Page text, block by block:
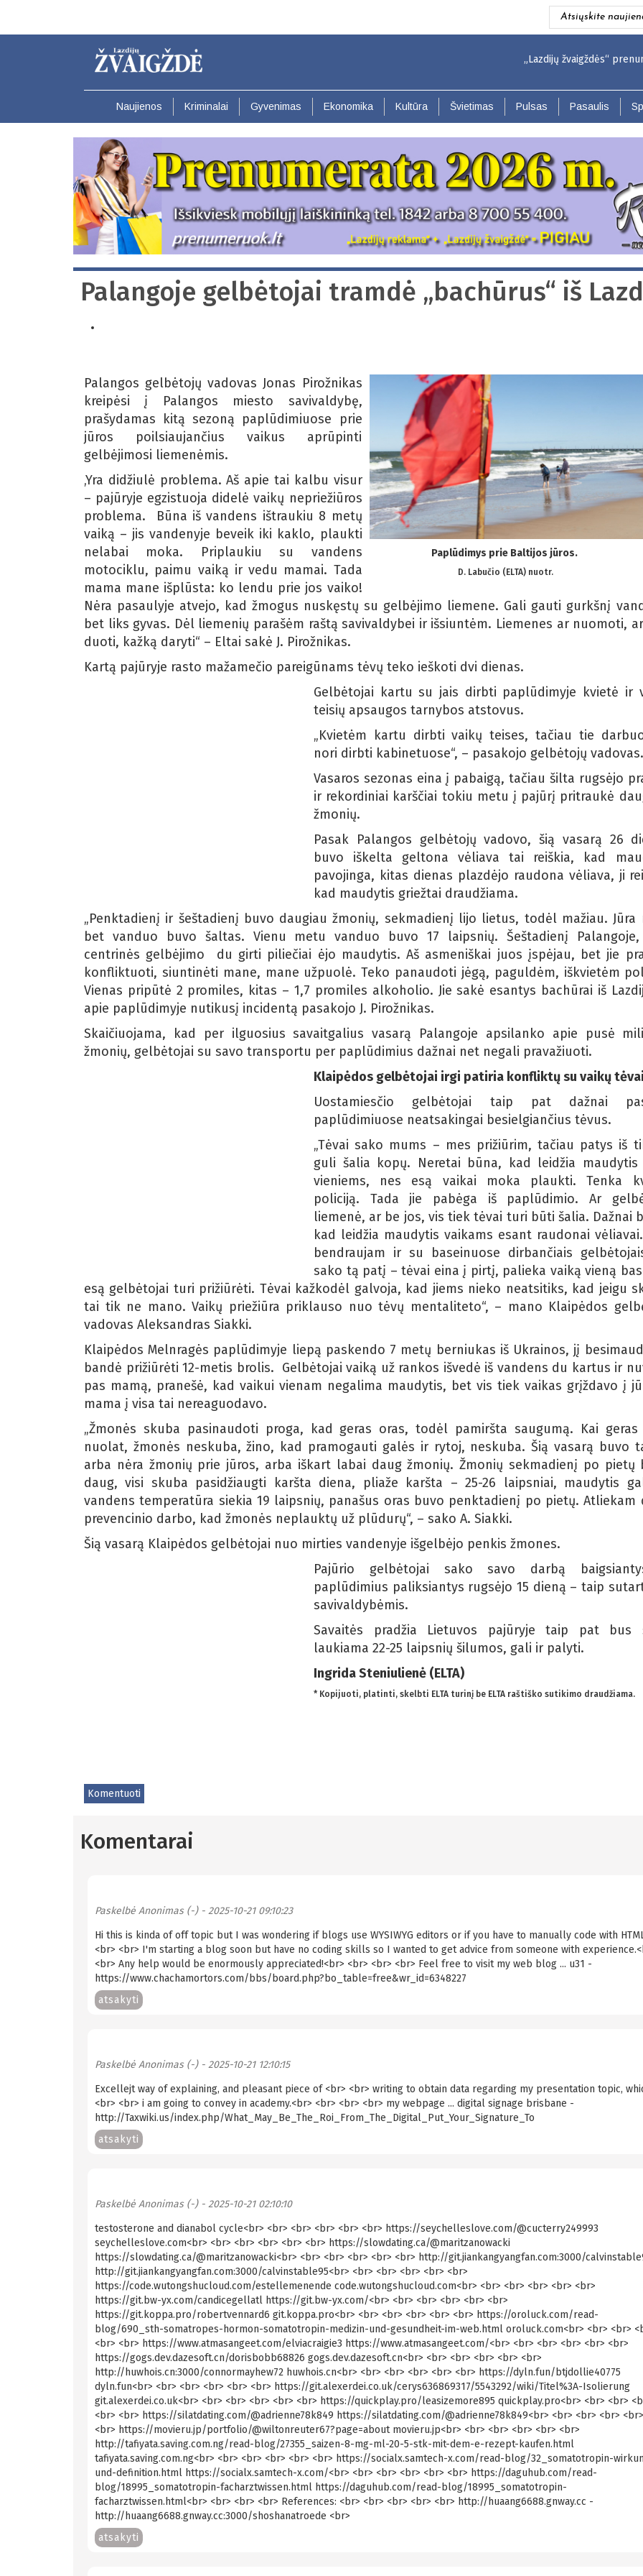
pagrindinį
Atsiųskite
„Lazdijų žvaigždės“
Naujienos Kriminalai Gyvenimas Ekonomika Kultūra Švietimas Pulsas Pasaulis
Palangoje gelbėtojai tramdė „bachūrus“ iš
Paplūdimys prie Baltijos jūros.
D. Labučio (ELTA) nuotr.
Palangos gelbėtojų vadovas Jonas Pirožnikas
kreipėsi į Palangos miesto savivaldybę,
prašydamas kitą sezoną paplūdimiuose prie
jūros poilsiaujančius vaikus aprūpinti
gelbėjimosi liemenėmis.
‚Yra didžiulė problema. Aš apie tai kalbu visur
– pajūryje egzistuoja didelė vaikų nepriežiūros
problema. Būna iš vandens ištraukiu 8 metų
vaiką – jis vandenyje beveik iki kaklo, plaukti
nelabai moka. Priplaukiu su vandens
motociklu, paimu vaiką ir vedu mamai. Tada
mama mane išplūsta: ko lendu prie jos vaiko!
Nėra pasaulyje atvejo, kad žmogus nuskęstų su gelbėjimo liemene. Gali gauti gurkšnį
bet liks gyvas. Dėl liemenių parašėm raštą savivaldybei ir išsiuntėm. Liemenes ar nuomoti,
duoti, kažką daryti“ – Eltai sakė J. Pirožnikas.
Kartą pajūryje rasto mažamečio pareigūnams tėvų teko ieškoti dvi dienas.
Gelbėtojai kartu su jais dirbti paplūdimyje kvietė ir
teisių apsaugos tarnybos atstovus.
„Kvietėm kartu dirbti vaikų teises, tačiau tie
nori dirbti kabinetuose“, – pasakojo gelbėtojų vadovas.
Vasaros sezonas eina į pabaigą, tačiau šilta rugsėjo
ir rekordiniai karščiai tokiu metu į pajūrį pritraukė
žmonių.
Pasak Palangos gelbėtojų vadovo, šią vasarą 26
buvo iškelta geltona vėliava tai reiškia, kad
pavojinga, kitas dienas plazdėjo raudona vėliava, ji
kad maudytis griežtai draudžiama.
„Penktadienį ir šeštadienį buvo daugiau žmonių, sekmadienį lijo lietus, todėl mažiau. Jūra
bet vanduo buvo šaltas. Vienu metu vanduo buvo 17 laipsnių. Šeštadienį
centrinės gelbėjimo du girti piliečiai ėjo maudytis. Aš asmeniškai juos įspėjau, bet jie
konfliktuoti, siuntinėti mane, mane užpuolė. Teko panaudoti jėgą, paguldėm, iškvietėm
Vienas pripūtė 2 promiles, kitas – 1,7 promiles alkoholio. Jie sakė esantys bachūrai iš
apie paplūdimyje nutikusį incidentą pasakojo J. Pirožnikas.
Skaičiuojama, kad per ilguosius savaitgalius vasarą Palangoje apsilanko apie pusė
žmonių, gelbėtojai su savo transportu per paplūdimius dažnai net negali pravažiuoti.
Klaipėdos gelbėtojai irgi patiria konfliktų su vaikų
Uostamiesčio gelbėtojai taip pat dažnai
paplūdimiuose neatsakingai besielgiančius tėvus.
„Tėvai sako mums – mes prižiūrim, tačiau patys iš
guli šalia kopų. Neretai būna, kad leidžia maudytis
vieniems, nes esą vaikai moka plaukti. Tenka
policiją. Tada jie pabėga iš paplūdimio. Ar
liemenė, ar be jos, vis tiek tėvai turi būti šalia. Dažnai
kad leidžia maudytis vaikams esant raudonai
bendraujam ir su baseinuose dirbančiais
sako tą patį – tėvai eina į pirtį, palieka vaiką vieną
esą gelbėtojai turi prižiūrėti. Tėvai kažkodėl galvoja, kad jiems nieko neatsitiks, kad jeigu
tai tik ne mano. Vaikų priežiūra priklauso nuo tėvų mentaliteto“, – mano Klaipėdos
vadovas Aleksandras Siakki.
Klaipėdos Melnragės paplūdimyje liepą paskendo 7 metų berniukas iš Ukrainos, jį
bandė prižiūrėti 12-metis brolis. Gelbėtojai vaiką už rankos išvedė iš vandens du kartus ir
pas mamą, pranešė, kad vaikui vienam negalima maudytis, bet vis tiek vaikas grįždavo į
mama į visa tai nereaguodavo.
„Žmonės skuba pasinaudoti proga, kad geras oras, todėl pamiršta saugumą. Kai geras
nuolat, žmonės neskuba, žino, kad pramogauti galės ir rytoj, neskuba. Šią vasarą buvo
arba nėra žmonių prie jūros, arba iškart labai daug žmonių. Žmonių sekmadienį po pietų
daug, visi skuba pasidžiaugti karšta diena, pliaže karšta – 25-26 laipsniai, maudytis
vandens temperatūra siekia 19 laipsnių, panašus oras buvo penktadienį po pietų. Atliekam
prevencinio darbo, kad žmonės neplauktų už plūdurų“, – sako A. Siakki.
Šią vasarą Klaipėdos gelbėtojai nuo mirties vandenyje išgelbėjo penkis žmones.
Pajūrio gelbėtojai sako savo darbą
paplūdimius paliksiantys rugsėjo 15 dieną – taip
savivaldybėmis.
Savaitės pradžia Lietuvos pajūryje taip pat bus
laukiama 22-25 laipsnių šilumos, gali ir palyti.
Ingrida Steniulienė (ELTA)
* Kopijuoti, platinti, skelbti ELTA turinį be ELTA raštiško sutikimo draudžiama.
Komentuoti
Komentarai
Paskelbė Anonimas (-)- 2025-10-21 09:10:23
Hi this is kinda of off topic but I was wondering if blogs use WYSIWYG editors or if you have to manually code with
<br> <br> I'm starting a blog soon but have no coding skills so I wanted to get advice from someone with
<br> Any help would be enormously appreciated!<br> <br> <br> <br> Feel free to visit my web blog ... u31 -
https://www.chachamortors.com/bbs/board.php?bo_table=free&wr_id=6348227
atsakyti
Paskelbė Anonimas (-)- 2025-10-21 12:10:15
Excellejt way of explaining, and pleasant piece of <br> <br> writing to obtain data regarding my presentation topic,
<br> <br> i am going to convey in academy.<br> <br> <br> <br> my webpage ... digital signage brisbane -
http://Taxwiki.us/index.php/What_May_Be_The_Roi_From_The_Digital_Put_Your_Signature_To
atsakyti
Paskelbė Anonimas (-)- 2025-10-21 02:10:10
testosterone and dianabol cycle<br> <br> <br> <br> <br> <br> https://seychelleslove.com/@cucterry249993
seychelleslove.com<br> <br> <br> <br> <br> <br> https://slowdating.ca/@maritzanowacki
https://slowdating.ca/@maritzanowacki<br> <br> <br> <br> <br> <br> http://git.jiankangyangfan.com:3000/
http://git.jiankangyangfan.com:3000/calvinstable95<br> <br> <br> <br> <br> <br>
https://code.wutongshucloud.com/estellemenende code.wutongshucloud.com<br> <br> <br> <br> <br> <br>
https://git.bw-yx.com/candicegellatl https://git.bw-yx.com/<br> <br> <br> <br> <br> <br>
https://git.koppa.pro/robertvennard6 git.koppa.pro<br> <br> <br> <br> <br> <br> https://oroluck.com/read-
blog/690_sth-somatropes-hormon-somatotropin-medizin-und-gesundheit-im-web.html oroluck.com<br> <br> <br>
<br> <br> https://www.atmasangeet.com/elviacraigie3 https://www.atmasangeet.com/<br> <br> <br> <br> <br> <br>
https://gogs.dev.dazesoft.cn/dorisbobb68826 gogs.dev.dazesoft.cn<br> <br> <br> <br> <br> <br>
http://huwhois.cn:3000/connormayhew72 huwhois.cn<br> <br> <br> <br> <br> <br> https://dyln.fun/btjdollie40775
dyln.fun<br> <br> <br> <br> <br> <br> https://git.alexerdei.co.uk/cerys636869317/5543292/wiki/Titel%3A-Isolierung
git.alexerdei.co.uk<br> <br> <br> <br> <br> <br> https://quickplay.pro/leasizemore895 quickplay.pro<br> <br> <br>
<br> <br> https://silatdating.com/@adrienne78k849 https://silatdating.com/@adrienne78k849<br> <br> <br> <br> <br>
<br> https://movieru.jp/portfolio/@wiltonreuter67?page=about movieru.jp<br> <br> <br> <br> <br> <br>
http://tafiyata.saving.com.ng/read-blog/27355_saizen-8-mg-ml-20-5-stk-mit-dem-e-rezept-kaufen.html
tafiyata.saving.com.ng<br> <br> <br> <br> <br> <br> https://socialx.samtech-x.com/read-blog/32_somatotropin-
und-definition.html https://socialx.samtech-x.com/<br> <br> <br> <br> <br> <br> https://daguhub.com/read-
blog/18995_somatotropin-facharztwissen.html https://daguhub.com/read-blog/18995_somatotropin-
facharztwissen.html<br> <br> <br> <br> References: <br> <br> <br> <br> <br> http://huaang6688.gnway.cc -
http://huaang6688.gnway.cc:3000/shoshanatroede <br>
atsakyti